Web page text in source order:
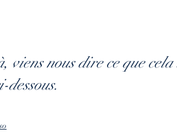
viens nous dire ce que
dessous.